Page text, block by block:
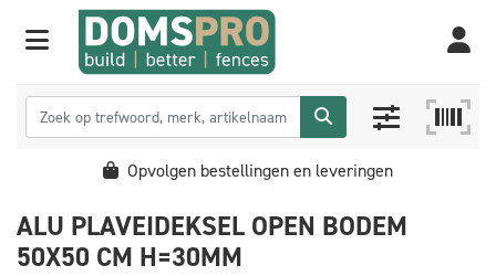
Opvolgen bestellingen en leveringen
ALU PLAVEIDEKSEL OPEN BODEM
50X50 CM H=30MM